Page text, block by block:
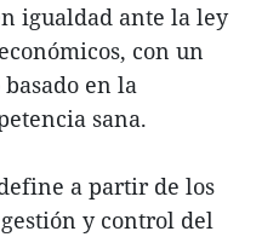
igualdad ante la ley
con un
en la
sana.
a partir de los
y control del